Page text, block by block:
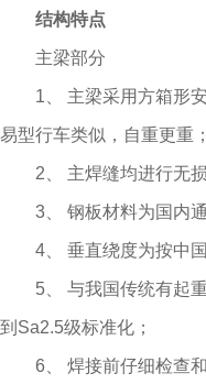
结构特点
主梁部分
1、 主梁采用方箱形安
易型行车类似，自重更重；
2、 主焊缝均进行无损
3、 钢板材料为国内通
4、 垂直绕度为按中国
5、 与我国传统有起重
到Sa2.5级标准化；
6、 焊接前仔细检查和